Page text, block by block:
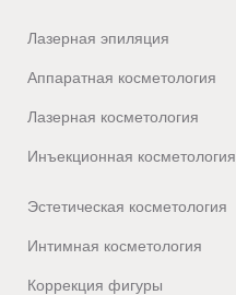
Лазерная эпиляция
Аппаратная косметология
Лазерная косметология
Инъекционная косметология
Эстетическая косметология
Интимная косметология
Коррекция фигуры